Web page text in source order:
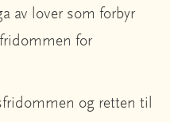
av lover som forbyr
for
og retten til